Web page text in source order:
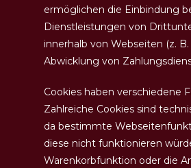
ermöglichen die Einbindung
Dienstleistungen von
innerhalb von Webseiten (z.
Abwicklung von
Cookies haben verschiedene
Zahlreiche Cookies sind
da bestimmte
diese nicht funktionieren
Warenkorbfunktion oder die